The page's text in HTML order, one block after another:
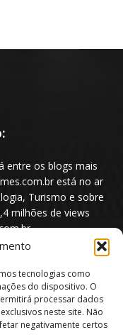
tecnologias como
do dispositivo. O
processar dados
neste site. Não
negativamente certos
entre os blogs mais
está no ar
Turismo e sobre
milhões de views